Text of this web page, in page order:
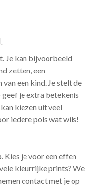
Je kan bijvoorbeeld
zetten, een
een kind. Je stelt de
je extra betekenis
kiezen uit veel
iedere pols wat wils!
Kies je voor een effen
kleurrijke prints? We
contact met je op